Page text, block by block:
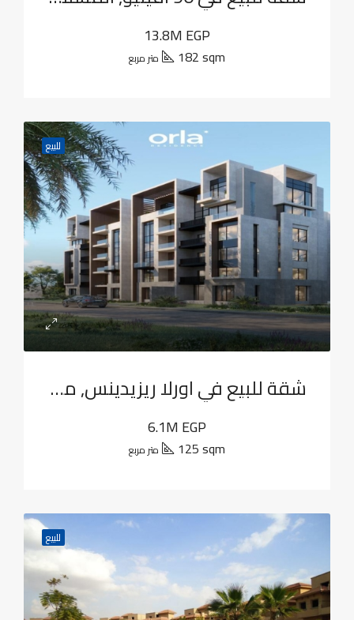
13.8M EGP
182 sqm متر مربع
للبيع
شقة للبيع في اورلا ريزيدينس, مدينة القاهرة الجديدة
6.1M EGP
125 sqm متر مربع
للبيع